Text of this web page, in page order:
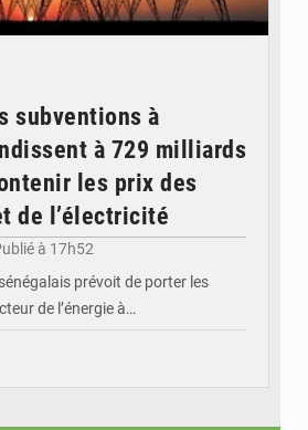
subventions à
à 729 milliards
les prix des
de l’électricité
à 17h52
prévoit de porter les
de l’énergie à…